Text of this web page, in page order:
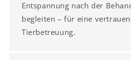
Entspannung nach der
begleiten – für eine
Tierbetreuung.